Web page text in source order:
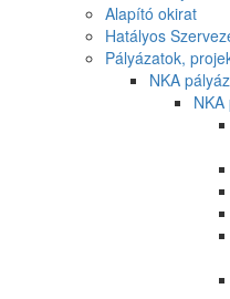
Alapító okirat
Hatályos
Pályázatok,
NKA